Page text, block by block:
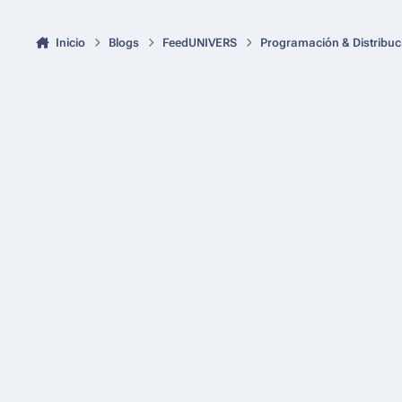
Inicio Blogs FeedUNIVERS Programación &